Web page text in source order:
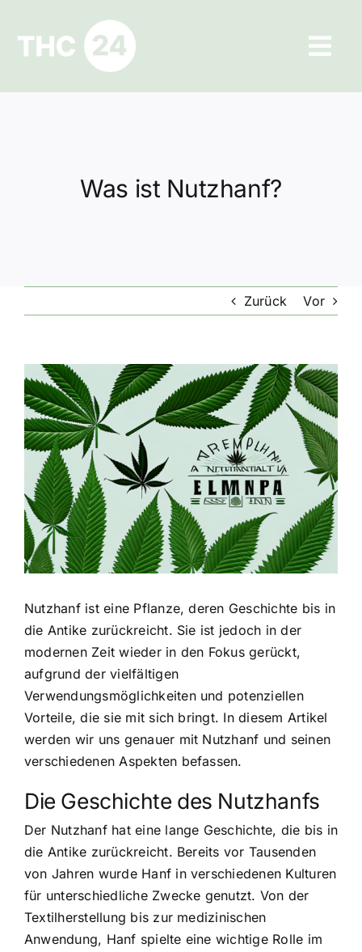
springen
Ratgeber
DatenschutzWas ist Nutzhanf?
Zurück Vor
Zeige
grösseres
Bild
Nutzhanf ist eine Pflanze, deren Geschichte bis in
die Antike zurückreicht. Sie ist jedoch in der
modernen Zeit wieder in den Fokus gerückt,
aufgrund der vielfältigen
Verwendungsmöglichkeiten und potenziellen
Vorteile, die sie mit sich bringt. In diesem Artikel
werden wir uns genauer mit Nutzhanf und seinen
verschiedenen Aspekten befassen.
Die Geschichte des Nutzhanfs
Der Nutzhanf hat eine lange Geschichte, die bis in
die Antike zurückreicht. Bereits vor Tausenden
von Jahren wurde Hanf in verschiedenen Kulturen
für unterschiedliche Zwecke genutzt. Von der
Textilherstellung bis zur medizinischen
Anwendung, Hanf spielte eine wichtige Rolle im